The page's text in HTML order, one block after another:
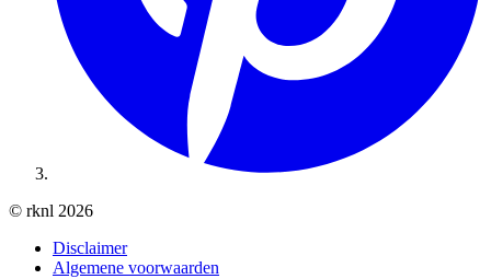
© rknl 2026
Disclaimer
Algemene voorwaarden